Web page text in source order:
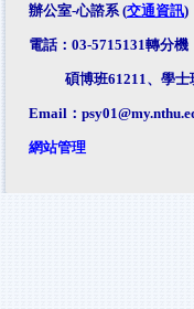
辦公室-心諮系 (交通資訊)
電話：03-5715131轉分機
碩博班61211、學士班
Email：
網站管理